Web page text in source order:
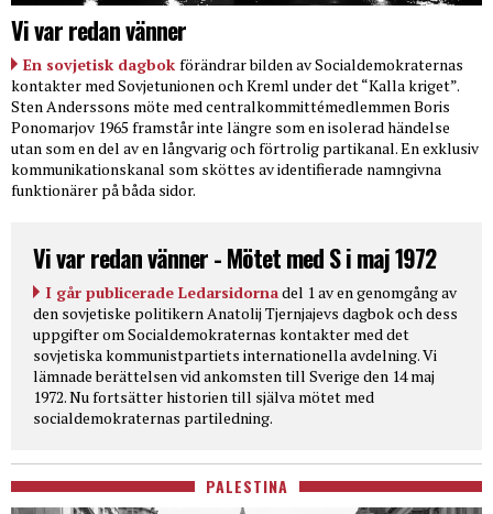
Vi var redan vänner
En sovjetisk dagbok förändrar bilden av Socialdemokraternas
kontakter med Sovjetunionen och Kreml under det “Kalla kriget”.
Sten Anderssons möte med centralkommittémedlemmen Boris
Ponomarjov 1965 framstår inte längre som en isolerad händelse
utan som en del av en långvarig och förtrolig partikanal. En exklusiv
kommunikationskanal som sköttes av identifierade namngivna
funktionärer på båda sidor.
Vi var redan vänner - Mötet med S i maj 1972
I går publicerade Ledarsidornadel 1 av en genomgång av
den sovjetiske politikern Anatolij Tjernjajevs dagbok och dess
uppgifter om Socialdemokraternas kontakter med det
sovjetiska kommunistpartiets internationella avdelning. Vi
lämnade berättelsen vid ankomsten till Sverige den 14 maj
1972. Nu fortsätter historien till själva mötet med
socialdemokraternas partiledning.
PALESTINA